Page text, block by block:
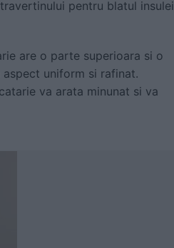
pentru blatul insulei
are o parte superioara si o
uniform si rafinat.
va arata minunat si va